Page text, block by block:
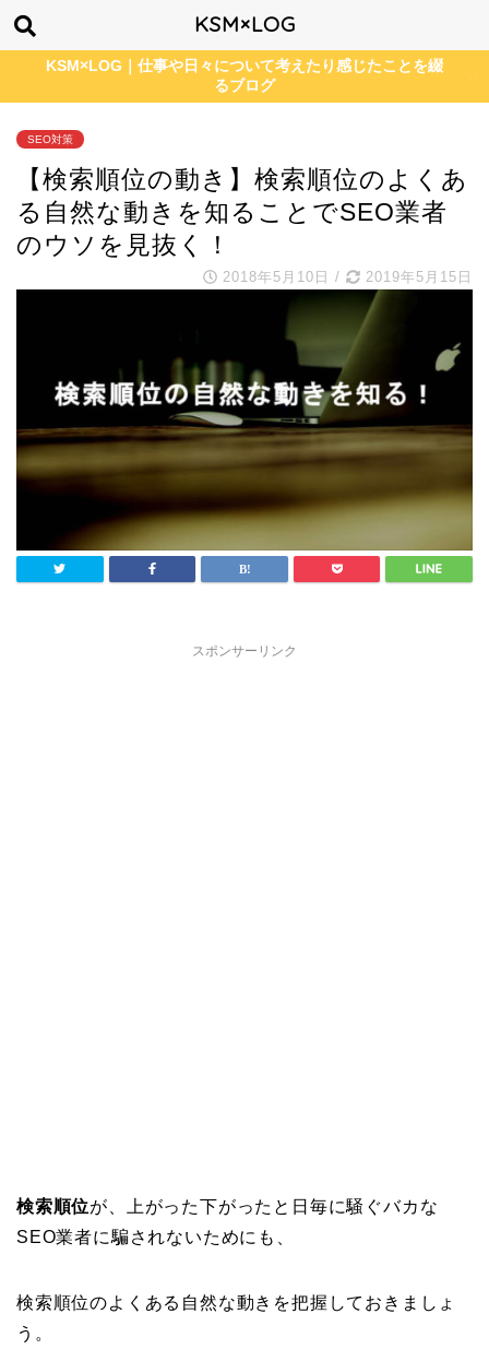
KSM×LOG
KSM×LOG｜仕事や日々について考えたり感じたことを綴
るブログ
SEO対策
【検索順位の動き】検索順位のよくあ
る自然な動きを知ることでSEO業者
のウソを見抜く！
2018年5月10日 / 2019年5月15日
スポンサーリンク
検索順位が、上がった下がったと日毎に騒ぐバカな
SEO業者に騙されないためにも、
検索順位のよくある自然な動きを把握しておきましょ
う。